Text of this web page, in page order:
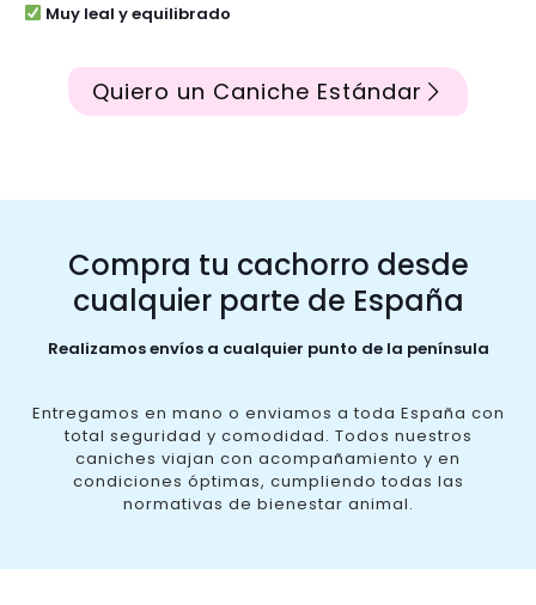
Muy leal y equilibrado
Quiero un Caniche Estándar
Compra tu cachorro desde
cualquier parte de España
Realizamos envíos a cualquier punto de la península
Entregamos en mano o enviamos a toda España con
total seguridad y comodidad. Todos nuestros
caniches viajan con acompañamiento y en
condiciones óptimas, cumpliendo todas las
normativas de bienestar animal.